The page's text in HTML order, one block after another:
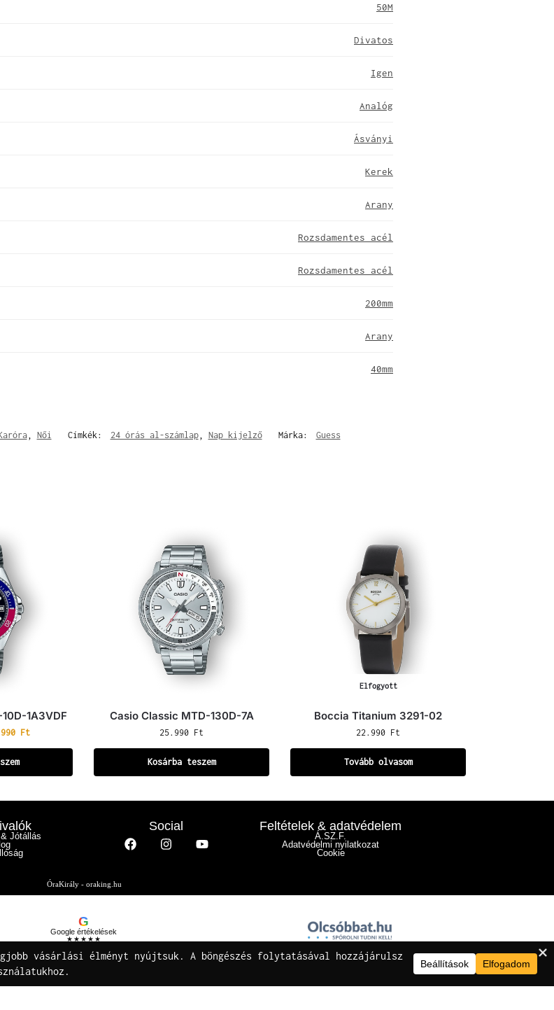
50M
Divatos
Igen
Analóg
Ásványi
Kerek
Arany
Rozsdamentes acél
Rozsdamentes acél
200mm
Arany
40mm
, Női Címkék: 24 órás al-számlap, Nap kijelző Márka: Guess
1A3VDF
Ft
Casio Classic MTD-130D-7A
25.990 Ft
Kosárba teszem
Elfogyott
Boccia Titanium 3291-02
22.990 Ft
Tovább olvasom
Jótállás
Social Feltételek & adatvédelem
Á.SZ.F.
Adatvédelmi nyilatkozat
Cookie
ÓraKirály - oraking.hu
G
Google értékelések
★★★★★
Buza Gáspár E.V.